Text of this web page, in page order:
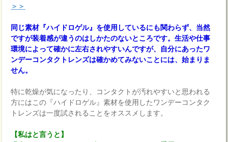
＞＞
同じ素材『ハイドロゲル』を使用しているにも関わらず、当然
ですが装着感が違うのはしかたのないところです。生活や仕事
環境によって確かに左右されやすいんですが、自分にあったワ
ンデーコンタクトレンズは確かめてみないことには、始まりま
せん。
特に乾燥が気になったり、コンタクトが汚れやすいと思われる
方にはこの『ハイドロゲル』素材を使用したワンデーコンタク
トレンズは一度試されることをオススメします。
【私はと言うと】